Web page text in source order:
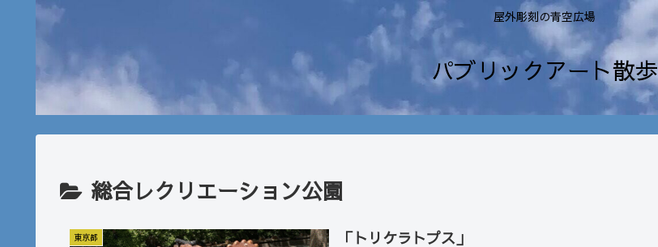
屋外彫刻の青空広場
パブリックアート散歩
総合レクリエーション公園
東京都 「トリケラトプス」